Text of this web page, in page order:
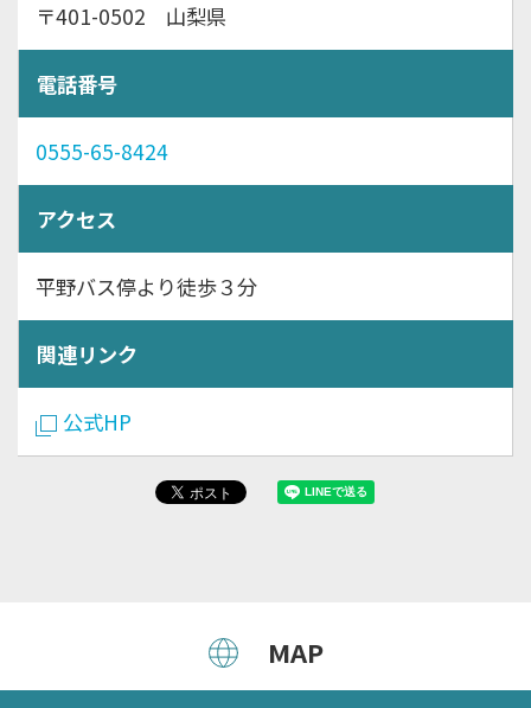
〒401-0502 山梨県
電話番号
0555-65-8424
アクセス
平野バス停より徒歩３分
関連リンク
公式HP
MAP